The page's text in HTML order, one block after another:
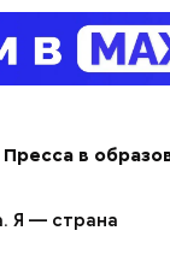
Пресса в
Я — страна